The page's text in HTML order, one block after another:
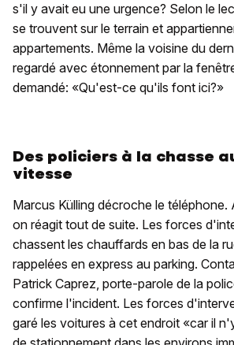
s'il y avait eu une urgence? Selon le
se trouvent sur le terrain et
appartements. Même la voisine du
regardé avec étonnement par la
demandé: «Qu'est-ce qu'ils font ici?»
Des policiers à la chasse
vitesse
Marcus Külling décroche le téléphone.
on réagit tout de suite. Les forces
chassent les chauffards en bas de la
rappelées en express au parking.
Patrick Caprez, porte-parole de la
confirme l'incident. Les forces
garé les voitures à cet endroit «car il